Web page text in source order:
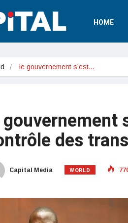
HOME
le gouvernement s’est…
des
Capital Media WORLD